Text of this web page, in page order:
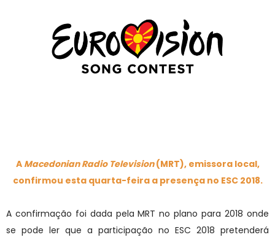
A Macedonian Radio Television(MRT), emissora local,
confirmou esta quarta-feira a presença no ESC 2018.
A confirmação foi dada pela MRT no plano para 2018 onde
se pode ler que a participação no ESC 2018 pretenderá